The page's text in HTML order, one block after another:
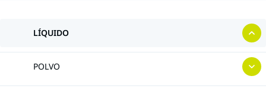
LÍQUIDO
POLVO